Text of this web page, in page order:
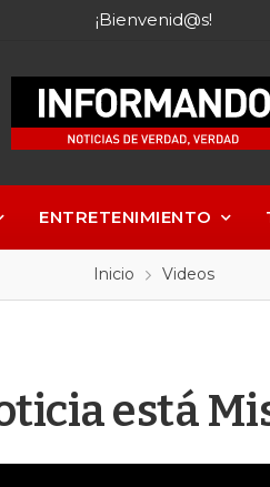
¡Bienvenid@s!
ENTRETENIMIENTO
Inicio Videos
está